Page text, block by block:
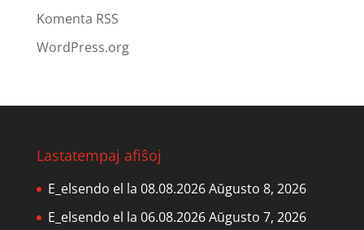
Komenta RSS
WordPress.org
Lastatempaj afiŝoj
E_elsendo el la 08.08.2026Aŭgusto 8, 2026
E_elsendo el la 06.08.2026Aŭgusto 7, 2026